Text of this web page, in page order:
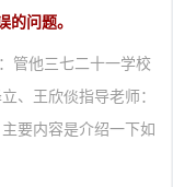
问题。
管他三七二十一学校
、王欣倓指导老师：
要内容是介绍一下如